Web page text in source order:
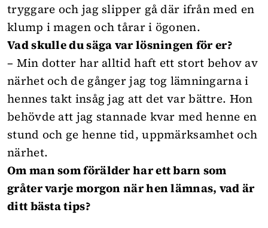
tryggare och jag slipper gå där ifrån med en
klump i magen och tårar i ögonen.
Vad skulle du säga var lösningen för er?
– Min dotter har alltid haft ett stort behov av
närhet och de gånger jag tog lämningarna i
hennes takt insåg jag att det var bättre. Hon
behövde att jag stannade kvar med henne en
stund och ge henne tid, uppmärksamhet och
närhet.
Om man som förälder har ett barn som
gråter varje morgon när hen lämnas, vad är
ditt bästa tips?